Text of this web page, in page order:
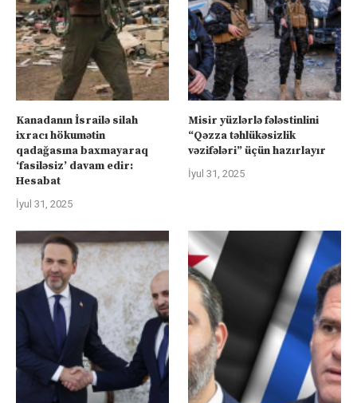
Kanadanın İsrailə silah
ixracı hökumətin
qadağasına baxmayaraq
‘fasiləsiz’ davam edir:
Hesabat
İyul 31, 2025
Misir yüzlərlə fələstinlini
“Qəzza təhlükəsizlik
vəzifələri” üçün hazırlayır
İyul 31, 2025